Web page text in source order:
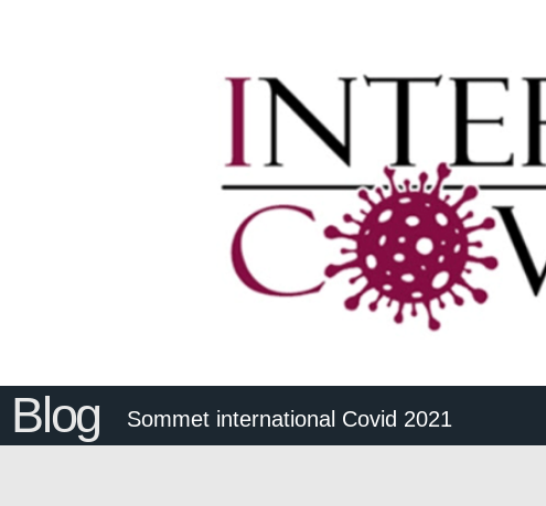
Blog Sommet international Covid 2021